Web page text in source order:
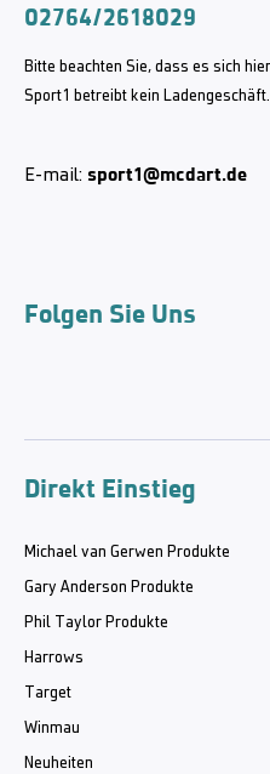
02764/2618029
Bitte beachten Sie, dass es sich
Sport1 betreibt kein Ladengeschäft.
E-mail: sport1@mcdart.de
Folgen Sie Uns
Direkt Einstieg
Michael van Gerwen Produkte
Gary Anderson Produkte
Phil Taylor Produkte
Harrows
Target
Winmau
Neuheiten